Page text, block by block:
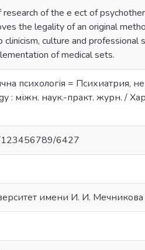
of the e ect of
the legality of an original
culture and professional
of medical sets.
психологія = Психиатрия,
: міжн. наук.-практ. журн. /
123456789/6427
имени И. И. Мечникова